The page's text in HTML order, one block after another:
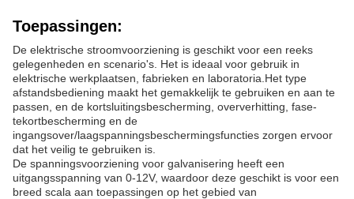
Toepassingen:
De elektrische stroomvoorziening is geschikt voor een reeks
gelegenheden en scenario's. Het is ideaal voor gebruik in
elektrische werkplaatsen, fabrieken en laboratoria.Het type
afstandsbediening maakt het gemakkelijk te gebruiken en aan te
passen, en de kortsluitingsbescherming, oververhitting, fase-
tekortbescherming en de
ingangsover/laagspanningsbeschermingsfuncties zorgen ervoor
dat het veilig te gebruiken is.
De spanningsvoorziening voor galvanisering heeft een
uitgangsspanning van 0-12V, waardoor deze geschikt is voor een
breed scala aan toepassingen op het gebied van